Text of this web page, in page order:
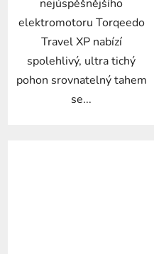
nejúspěšnějšího
elektromotoru Torqeedo
Travel XP nabízí
spolehlivý, ultra tichý
pohon srovnatelný tahem
se...